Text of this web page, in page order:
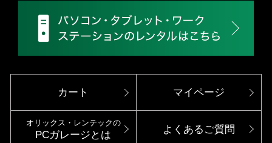
カート マイページ
オリックス・レンテックの
PCガレージとは
よくあるご質問